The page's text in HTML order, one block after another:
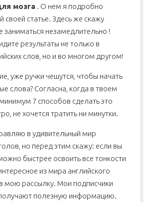
мозга . О нем я подробно
своей статье. Здесь же скажу
заниматься незамедлительно !
результаты не только в
слов, но и во многом другом!
уже ручки чешутся, чтобы начать
слова? Согласна, когда в твоем
7 способов сделать это
не хочется тратить ни минутки.
в удивительный мир
но перед этим скажу: если вы
быстрее освоить все тонкости
из мира английского
мою рассылку. Мои подписчики
полезную информацию.